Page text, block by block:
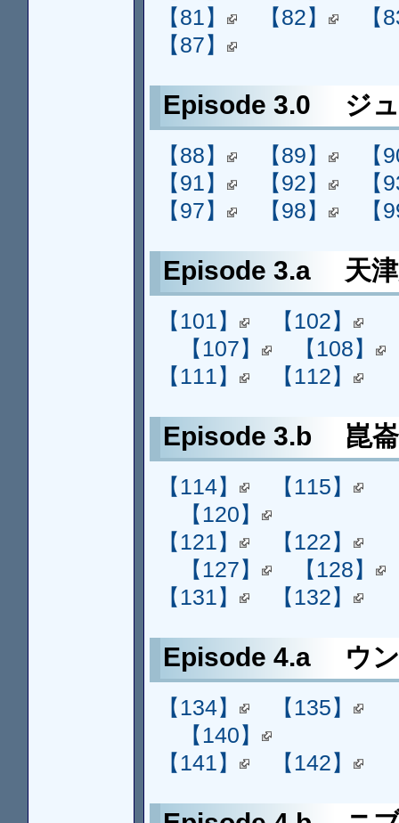
【81】
【82】
【
【87】
Episode 3.0 ジ
【88】 【89】
【
【91】
【92】
【
【97】
【98】 【
Episode 3.a 天
【101】 【102】
【107】
【108】
【111】
【112】
Episode 3.b 崑
【114】 【115】
【120】
【121】
【122】
【127】
【128】
【131】
【132】
Episode 4.a ウ
【134】 【135】
【140】
【141】
【142】